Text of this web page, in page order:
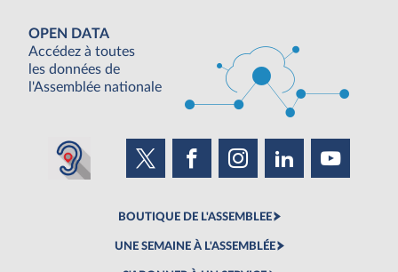
OPEN DATA
Accédez à toutes
les données de
l'Assemblée nationale
BOUTIQUE DE L'ASSEMBLEE
UNE SEMAINE À L'ASSEMBLÉE